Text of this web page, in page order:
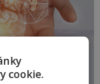
cookie.